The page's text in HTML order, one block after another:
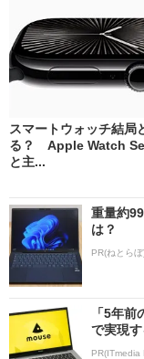
スマートウォッチ結局
る？ Apple Watch
と主...
重量約
は？
PR(ねとら
「5年
で実現
PR(ITmedia